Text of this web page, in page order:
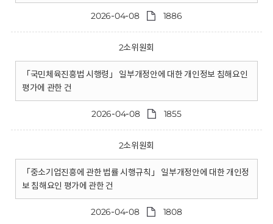
2026-04-08 1886
2소위원회
「국민체육진흥법 시행령」 일부개정안에 대한 개인정보 침해요인
평가에 관한 건
2026-04-08 1855
2소위원회
「중소기업진흥에 관한 법률 시행규칙」 일부개정안에 대한 개인정
보 침해요인 평가에 관한 건
2026-04-08 1808